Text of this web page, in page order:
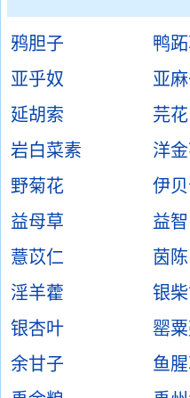
鸦胆子
鸭
亚乎奴
亚
延胡索
芫花
岩白菜素
洋
野菊花
伊
益母草
益智
薏苡仁
茵陈
淫羊藿
银柴
银杏叶
罂
余甘子
鱼